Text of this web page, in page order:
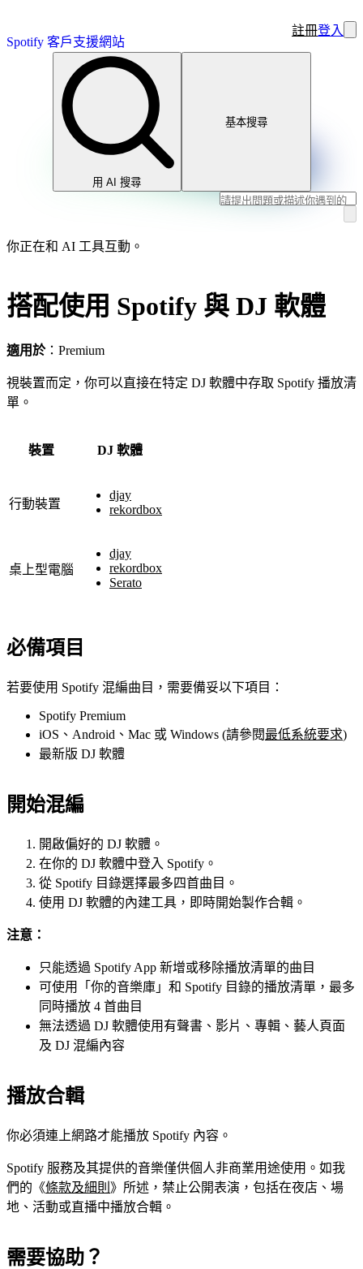
Spotify 客戶支援網站
註冊登入
用 AI 搜尋
基本搜尋
你正在和 AI 工具互動。
搭配使用 Spotify 與 DJ 軟體
適用於：Premium
視裝置而定，你可以直接在特定 DJ 軟體中存取 Spotify 播放清
單。
裝置 DJ 軟體
行動裝置
djay
rekordbox
桌上型電腦
djay
rekordbox
Serato
必備項目
若要使用 Spotify 混編曲目，需要備妥以下項目：
Spotify Premium
iOS、Android、Mac 或 Windows (請參閱最低系統要求)
最新版 DJ 軟體
開始混編
開啟偏好的 DJ 軟體。
在你的 DJ 軟體中登入 Spotify。
從 Spotify 目錄選擇最多四首曲目。
使用 DJ 軟體的內建工具，即時開始製作合輯。
注意：
只能透過 Spotify App 新增或移除播放清單的曲目
可使用「你的音樂庫」和 Spotify 目錄的播放清單，最多
同時播放 4 首曲目
無法透過 DJ 軟體使用有聲書、影片、專輯、藝人頁面
及 DJ 混編內容
播放合輯
你必須連上網路才能播放 Spotify 內容。
Spotify 服務及其提供的音樂僅供個人非商業用途使用。如我
們的《條款及細則 》所述，禁止公開表演，包括在夜店、場
地、活動或直播中播放合輯。
需要協助？